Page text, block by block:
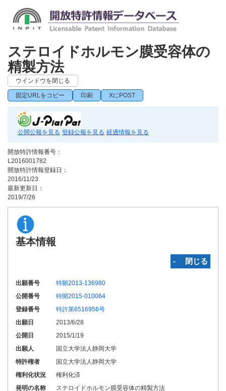
ステロイドホルモン膜受容体の
精製方法
ウインドウを閉じる
固定URLをコピー 印刷 XにPOST
公開公報を見る 登録公報を見る 経過情報を見る
開放特許情報番号：
L2016001782
開放特許情報登録日：
2016/11/23
最新更新日：
2019/7/26
基本情報
‐ 閉じる
出願番号
特願2013-136980
公開番号
特開2015-010064
登録番号
特許第6516956号
出願日
2013/6/28
公開日
2015/1/19
出願人
国立大学法人静岡大学
特許権者
国立大学法人静岡大学
権利化状況
権利化済
発明の名称
ステロイドホルモン膜受容体の精製方法